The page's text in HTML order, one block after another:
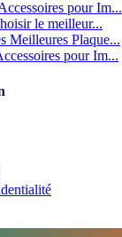
pour Im...
le meilleur...
Meilleures Plaque...
pour Im...